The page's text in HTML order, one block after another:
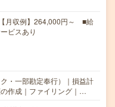
月収例】264,000円～ ■給
ビスあり
・一部勘定奉行）｜損益計
作成｜ファイリング｜…